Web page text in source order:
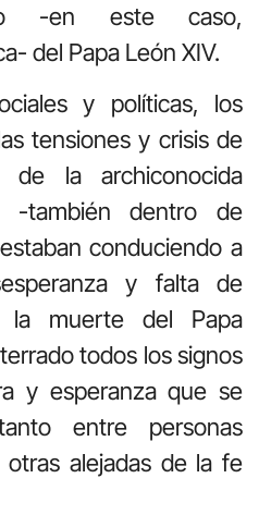
-en este caso,
del Papa León XIV.
y políticas, los
tensiones y crisis de
la archiconocida
-también dentro de
conduciendo a
y falta de
la muerte del Papa
todos los signos
y esperanza que se
entre personas
alejadas de la fe